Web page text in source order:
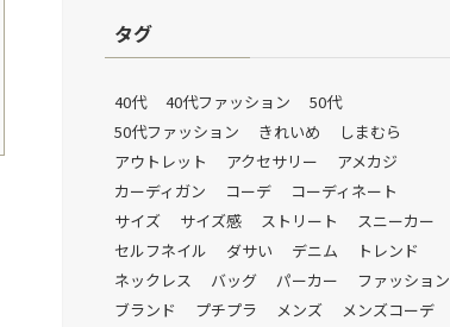
ータグ
40代 40代ファッション
50代
50代ファッション
きれいめ
しまむら
アウトレット
アクセサリー
アメカジ
カーディガン
コーデ
コーディネート
サイズ
サイズ感 ストリート
スニーカー
セルフネイル
ダサい デニム
トレンド
ネックレス
バッグ パーカー
ファッション
ブランド
プチプラ メンズ
メンズコーデ